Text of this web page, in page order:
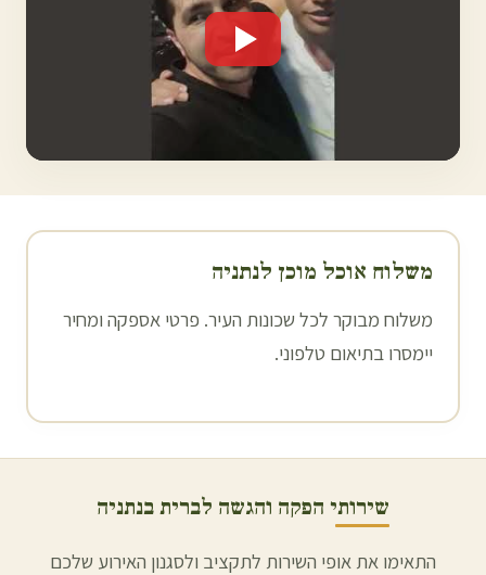
משלוח אוכל מוכן לנתניה
משלוח מבוקר לכל שכונות העיר. פרטי אספקה ומחיר
יימסרו בתיאום טלפוני.
שירותי הפקה והגשה לברית בנתניה
התאימו את אופי השירות לתקציב ולסגנון האירוע שלכם